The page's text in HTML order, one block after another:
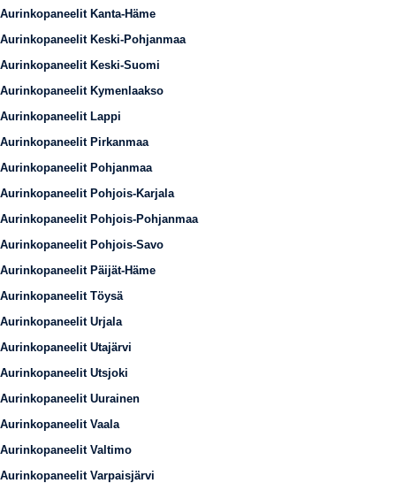
Aurinkopaneelit Kanta-Häme
Aurinkopaneelit Keski-Pohjanmaa
Aurinkopaneelit Keski-Suomi
Aurinkopaneelit Kymenlaakso
Aurinkopaneelit Lappi
Aurinkopaneelit Pirkanmaa
Aurinkopaneelit Pohjanmaa
Aurinkopaneelit Pohjois-Karjala
Aurinkopaneelit Pohjois-Pohjanmaa
Aurinkopaneelit Pohjois-Savo
Aurinkopaneelit Päijät-Häme
Aurinkopaneelit Töysä
Aurinkopaneelit Urjala
Aurinkopaneelit Utajärvi
Aurinkopaneelit Utsjoki
Aurinkopaneelit Uurainen
Aurinkopaneelit Vaala
Aurinkopaneelit Valtimo
Aurinkopaneelit Varpaisjärvi